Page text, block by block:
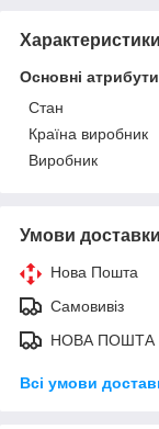
Характеристики
Основні атрибути
Стан
Країна виробник
Виробник
Умови доставки
Нова Пошта
Самовивіз
НОВА ПОШТА
Всі умови